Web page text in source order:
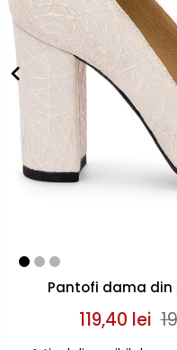
Pantofi dama din
119,40 lei